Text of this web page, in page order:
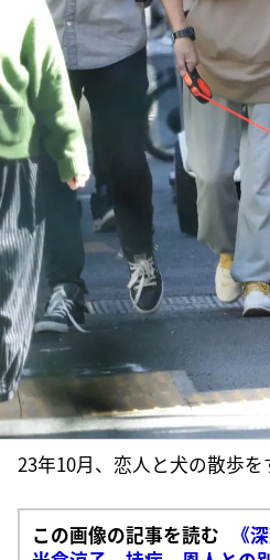
23年10月、恋人と犬の散歩を
この画像の記事を読む
《